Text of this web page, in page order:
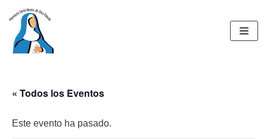
Saltar
contenido
« Todos los Eventos
Este evento ha pasado.